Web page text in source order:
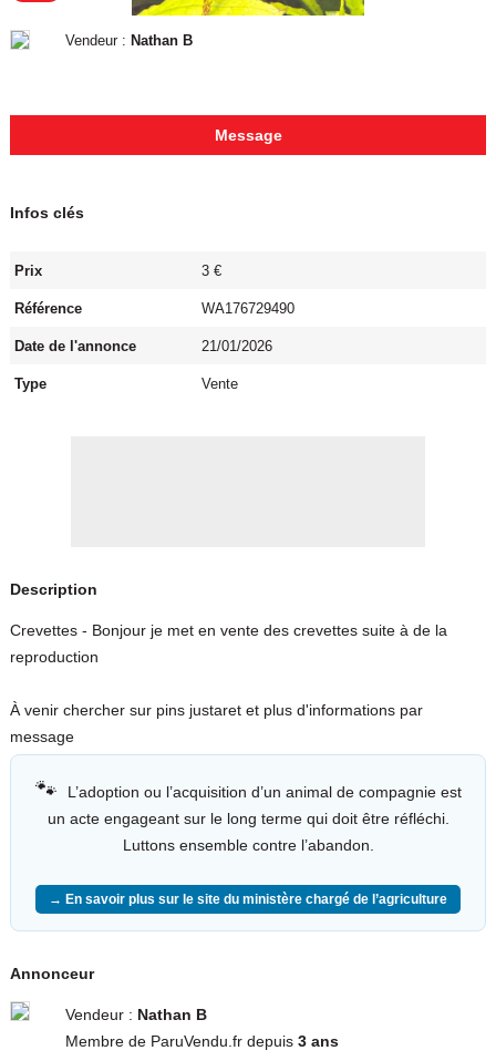
Vendeur : Nathan B
Message
Infos clés
Prix 3 €
Référence WA176729490
Date de l'annonce 21/01/2026
Type Vente
Description
Crevettes - Bonjour je met en vente des crevettes suite à de la
reproduction
À venir chercher sur pins justaret et plus d'informations par
message
🐾
L’adoption ou l’acquisition d’un animal de compagnie est
un acte engageant sur le long terme qui doit être réfléchi.
Luttons ensemble contre l’abandon.
→ En savoir plus sur le site du ministère chargé de l’agriculture
Annonceur
Vendeur : Nathan B
Membre de ParuVendu.fr depuis 3 ans